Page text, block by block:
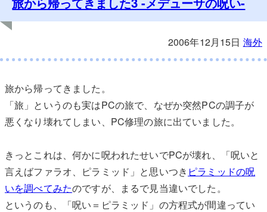
2006年12月15日 海外
旅から帰ってきました。
「旅」というのも実はPCの旅で、なぜか突然PCの調子が
悪くなり壊れてしまい、PC修理の旅に出ていました。
きっとこれは、何かに呪われたせいでPCが壊れ、「呪いと
言えばファラオ、ピラミッド」と思いつき ピラミッドの呪
いを調べてみたのですが、まるで見当違いでした。
というのも、「呪い＝ピラミッド」の方程式が間違ってい